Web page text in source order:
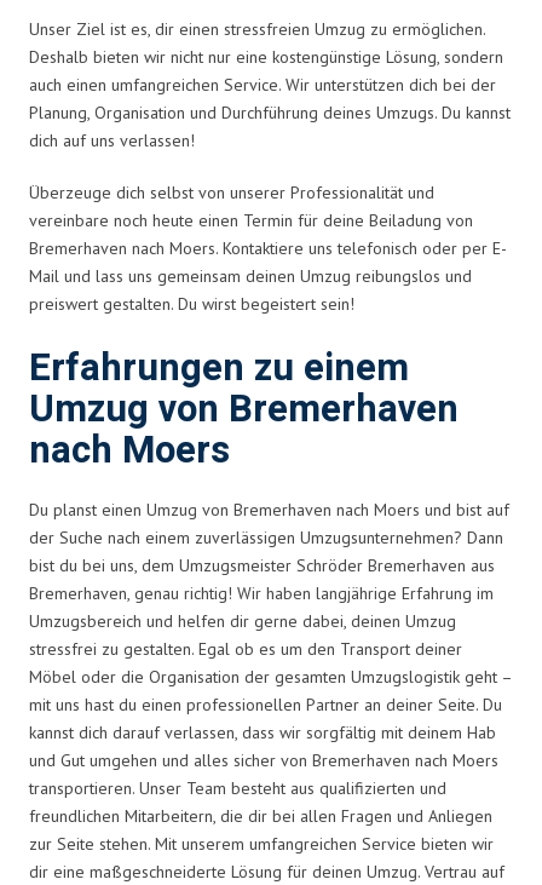
Unser Ziel ist es, dir einen stressfreien Umzug zu ermöglichen.
Deshalb bieten wir nicht nur eine kostengünstige Lösung, sondern
auch einen umfangreichen Service. Wir unterstützen dich bei der
Planung, Organisation und Durchführung deines Umzugs. Du kannst
dich auf uns verlassen!
Überzeuge dich selbst von unserer Professionalität und
vereinbare noch heute einen Termin für deine Beiladung von
Bremerhaven nach Moers. Kontaktiere uns telefonisch oder per E-
Mail und lass uns gemeinsam deinen Umzug reibungslos und
preiswert gestalten. Du wirst begeistert sein!
Erfahrungen zu einem
Umzug von Bremerhaven
nach Moers
Du planst einen Umzug von Bremerhaven nach Moers und bist auf
der Suche nach einem zuverlässigen Umzugsunternehmen? Dann
bist du bei uns, dem Umzugsmeister Schröder Bremerhaven aus
Bremerhaven, genau richtig! Wir haben langjährige Erfahrung im
Umzugsbereich und helfen dir gerne dabei, deinen Umzug
stressfrei zu gestalten. Egal ob es um den Transport deiner
Möbel oder die Organisation der gesamten Umzugslogistik geht –
mit uns hast du einen professionellen Partner an deiner Seite. Du
kannst dich darauf verlassen, dass wir sorgfältig mit deinem Hab
und Gut umgehen und alles sicher von Bremerhaven nach Moers
transportieren. Unser Team besteht aus qualifizierten und
freundlichen Mitarbeitern, die dir bei allen Fragen und Anliegen
zur Seite stehen. Mit unserem umfangreichen Service bieten wir
dir eine maßgeschneiderte Lösung für deinen Umzug. Vertrau auf